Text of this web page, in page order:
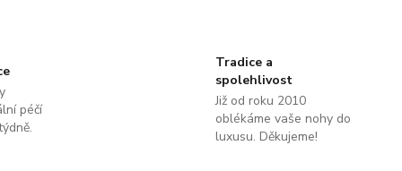
péčí
Tradice a
spolehlivost
Již od roku 2010
oblékáme vaše nohy do
luxusu. Děkujeme!